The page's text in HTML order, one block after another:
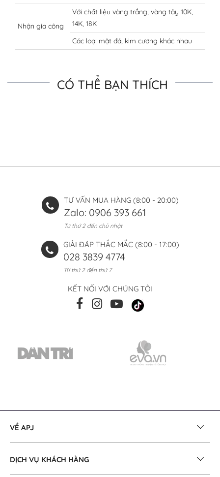
Nhận gia công
Với chất liệu vàng trắng, vàng tây 10K,
14K, 18K
Các loại mặt đá, kim cương khác nhau
CÓ THỂ BẠN THÍCH
TƯ VẤN MUA HÀNG (8:00 - 20:00)
Zalo: 0906 393 661
Từ thứ 2 đến chủ nhật
GIẢI ĐÁP THẮC MẮC (8:00 - 17:00)
028 3839 4774
Từ thứ 2 đến thứ 7
KẾT NỐI VỚI CHÚNG TÔI
VỀ APJ
DỊCH VỤ KHÁCH HÀNG